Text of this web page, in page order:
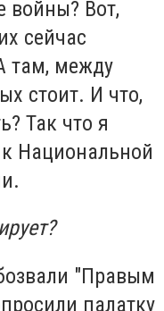
войны? Вот,
сейчас
там, между
стоит. И что,
Так что я
Национальной
"Правым
палатку